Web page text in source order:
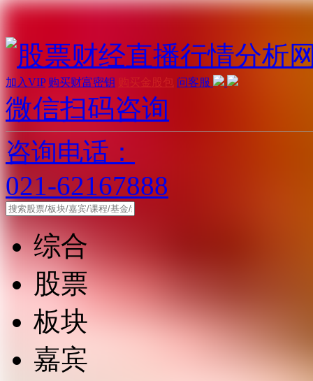
加入VIP 购买财富密钥 购买金股包 问客服
微信扫码咨询
咨询电话：
021-62167888
综合
股票
板块
嘉宾